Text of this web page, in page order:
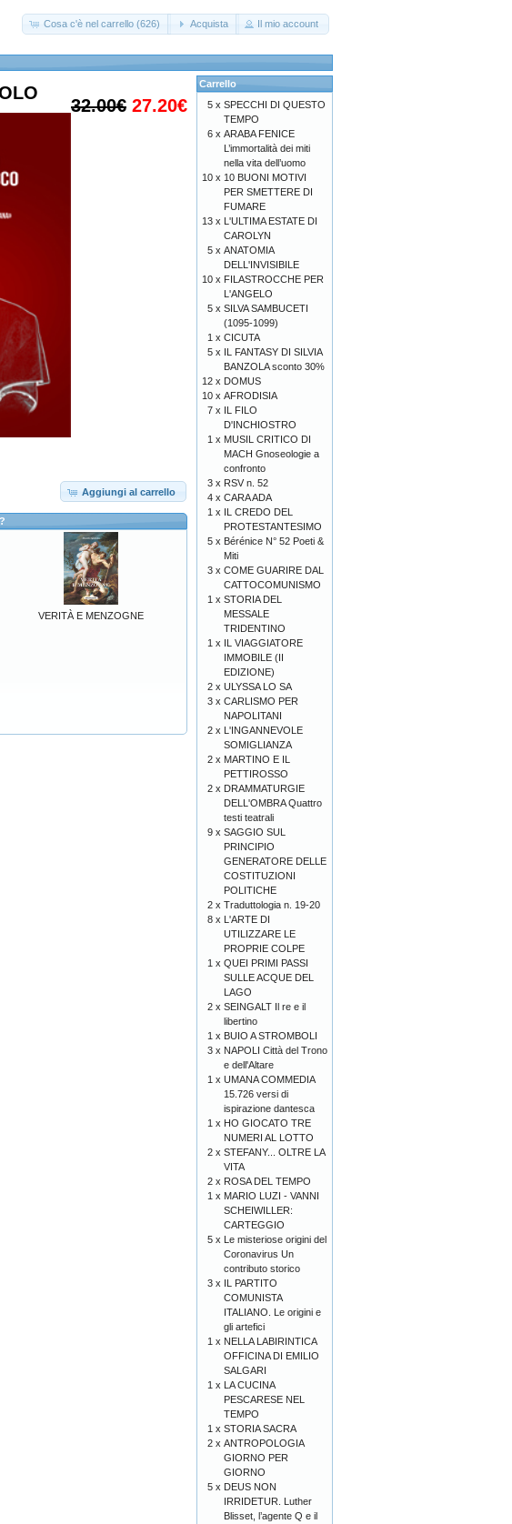
Cosa c'è nel carrello (626) Acquista Il mio account
32.00€ 27.20€
Aggiungi al carrello
VERITÀ E MENZOGNE
Carrello
5 x SPECCHI DI QUESTO
TEMPO
6 x ARABA FENICE
L’immortalità dei miti
nella vita dell’uomo
10 x 10 BUONI MOTIVI
PER SMETTERE DI
FUMARE
13 x L'ULTIMA ESTATE DI
CAROLYN
5 x ANATOMIA
DELL'INVISIBILE
10 x FILASTROCCHE PER
L'ANGELO
5 x SILVA SAMBUCETI
(1095-1099)
1 x CICUTA
5 x IL FANTASY DI SILVIA
BANZOLA sconto 30%
12 x DOMUS
10 x AFRODISIA
7 x IL FILO
D'INCHIOSTRO
1 x MUSIL CRITICO DI
MACH Gnoseologie a
confronto
3 x RSV n. 52
4 x CARA ADA
1 x IL CREDO DEL
PROTESTANTESIMO
5 x Bérénice N° 52 Poeti &
Miti
3 x COME GUARIRE DAL
CATTOCOMUNISMO
1 x STORIA DEL
MESSALE
TRIDENTINO
1 x IL VIAGGIATORE
IMMOBILE (II
EDIZIONE)
2 x ULYSSA LO SA
3 x CARLISMO PER
NAPOLITANI
2 x L'INGANNEVOLE
SOMIGLIANZA
2 x MARTINO E IL
PETTIROSSO
2 x DRAMMATURGIE
DELL'OMBRA Quattro
testi teatrali
9 x SAGGIO SUL
PRINCIPIO
GENERATORE DELLE
COSTITUZIONI
POLITICHE
2 x Traduttologia n. 19-20
8 x L'ARTE DI
UTILIZZARE LE
PROPRIE COLPE
1 x QUEI PRIMI PASSI
SULLE ACQUE DEL
LAGO
2 x SEINGALT Il re e il
libertino
1 x BUIO A STROMBOLI
3 x NAPOLI Città del Trono
e dell'Altare
1 x UMANA COMMEDIA
15.726 versi di
ispirazione dantesca
1 x HO GIOCATO TRE
NUMERI AL LOTTO
2 x STEFANY... OLTRE LA
VITA
2 x ROSA DEL TEMPO
1 x MARIO LUZI - VANNI
SCHEIWILLER:
CARTEGGIO
5 x Le misteriose origini del
Coronavirus Un
contributo storico
3 x IL PARTITO
COMUNISTA
ITALIANO. Le origini e
gli artefici
1 x NELLA LABIRINTICA
OFFICINA DI EMILIO
SALGARI
1 x LA CUCINA
PESCARESE NEL
TEMPO
1 x STORIA SACRA
2 x ANTROPOLOGIA
GIORNO PER
GIORNO
5 x DEUS NON
IRRIDETUR. Luther
Blisset, l’agente Q e il